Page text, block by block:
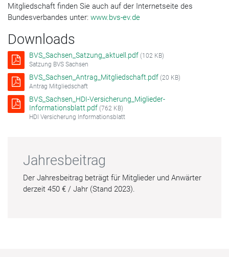
Mitgliedschaft finden Sie auch auf der Internetseite des
Bundesverbandes unter: www.bvs-ev.de
Downloads
BVS_Sachsen_Satzung_aktuell.pdf (102 KB)
Satzung BVS Sachsen
BVS_Sachsen_Antrag_Mitgliedschaft.pdf (20 KB)
Antrag Mitgliedschaft
BVS_Sachsen_HDI-Versicherung_Miglieder-
Informationsblatt.pdf (762 KB)
HDI Versicherung Informationsblatt
Jahresbeitrag
Der Jahresbeitrag beträgt für Mitglieder und Anwärter
derzeit 450 € / Jahr (Stand 2023).